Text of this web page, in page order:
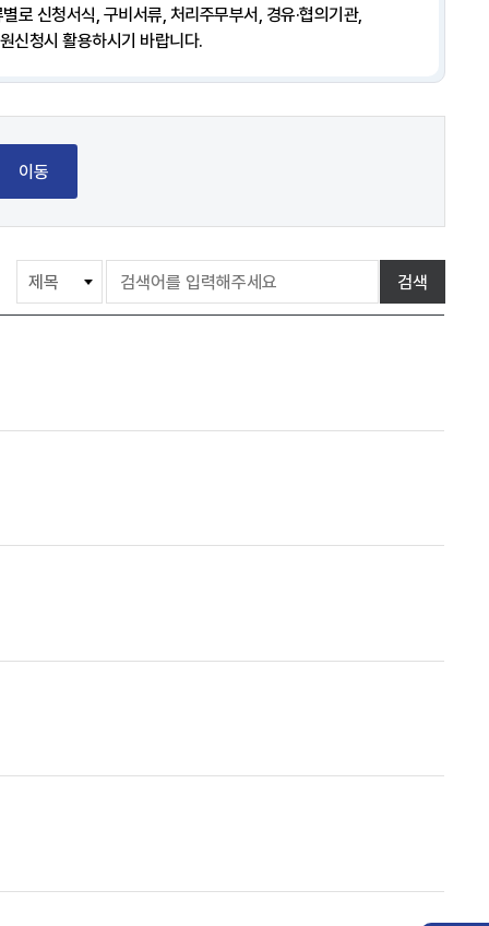
로 신청서식, 구비서류, 처리주무부서, 경유·협의기관,
신청시 활용하시기 바랍니다.
이동
게
시
검색